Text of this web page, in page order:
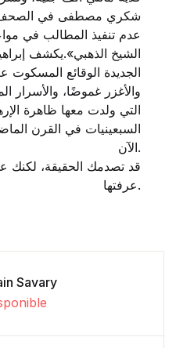
شكري مصطفى في
عدم تنفيذ المطالب في
الشيخ الذهبي».يكشف
الجديدة الوقائع المسكوت
والأغزر غموضًا، والأسرار
التي ولدت معها ظاهرة
السبعينيات في القرن
الآن.
قد تصدمك الحقيقة، لكنك
عرفتها.
Savary